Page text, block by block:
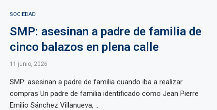
SOCIEDAD
SMP: asesinan a padre de familia de
cinco balazos en plena calle
11 junio, 2026
SMP: asesinan a padre de familia cuando iba a realizar
compras Un padre de familia identificado como Jean Pierre
Emilio Sánchez Villanueva, ...